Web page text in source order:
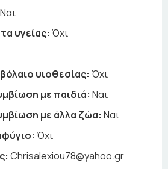
Ναι
υγείας: Όχι
υιοθεσίας: Όχι
με παιδιά: Ναι
με άλλα ζώα: Ναι
Όχι
Chrisalexiou78@yahoo.gr